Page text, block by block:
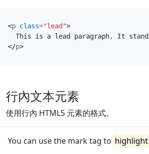
<p class="lead">
</p>
行內文本元素
使用行內 HTML5 元素的格式。
You can use the mark tag to highlight